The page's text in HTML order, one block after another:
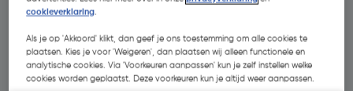
€ 9,42| Excl. btw € 7,79
cookieverklaring.
Als je op 'Akkoord' klikt, dan geef je ons toestemming om alle cookies te
plaatsen. Kies je voor 'Weigeren', dan plaatsen wij alleen functionele en
analytische cookies. Via 'Voorkeuren aanpassen' kun je zelf instellen welke
cookies worden geplaatst. Deze voorkeuren kun je altijd weer aanpassen.